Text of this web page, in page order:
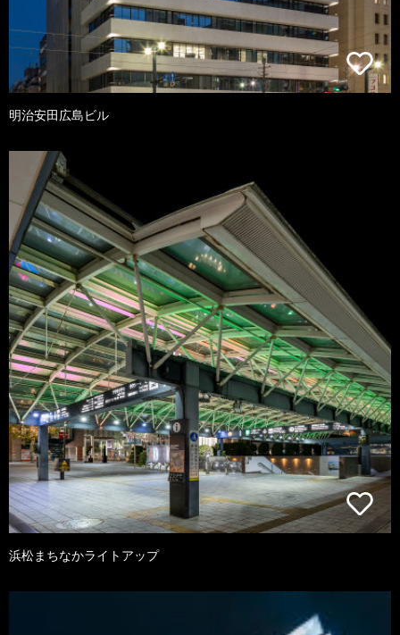
明治安田広島ビル
浜松まちなかライトアップ